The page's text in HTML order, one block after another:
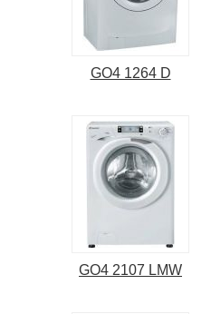
GO4 1264 D
GO4 2107 LMW